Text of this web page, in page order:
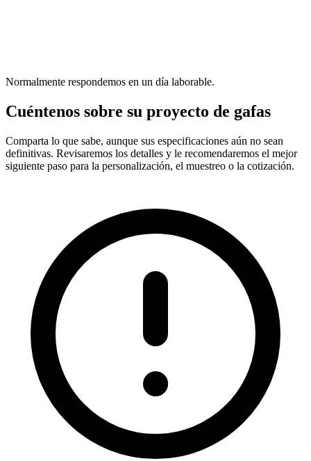
Normalmente respondemos en un día laborable.
Cuéntenos sobre su proyecto de gafas
Comparta lo que sabe, aunque sus especificaciones aún no sean
definitivas. Revisaremos los detalles y le recomendaremos el mejor
siguiente paso para la personalización, el muestreo o la cotización.